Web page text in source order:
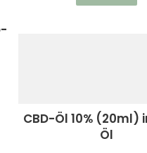
CBD-Öl 10% (20ml)
Öl